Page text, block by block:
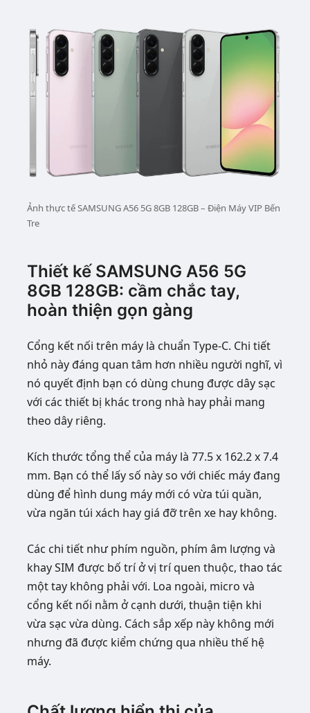
Ảnh thực tế SAMSUNG A56 5G 8GB 128GB – Điện Máy VIP Bến
Tre
Thiết kế SAMSUNG A56 5G
8GB 128GB: cầm chắc tay,
hoàn thiện gọn gàng
Cổng kết nối trên máy là chuẩn Type-C. Chi tiết
nhỏ này đáng quan tâm hơn nhiều người nghĩ, vì
nó quyết định bạn có dùng chung được dây sạc
với các thiết bị khác trong nhà hay phải mang
theo dây riêng.
Kích thước tổng thể của máy là 77.5 x 162.2 x 7.4
mm. Bạn có thể lấy số này so với chiếc máy đang
dùng để hình dung máy mới có vừa túi quần,
vừa ngăn túi xách hay giá đỡ trên xe hay không.
Các chi tiết như phím nguồn, phím âm lượng và
khay SIM được bố trí ở vị trí quen thuộc, thao tác
một tay không phải với. Loa ngoài, micro và
cổng kết nối nằm ở cạnh dưới, thuận tiện khi
vừa sạc vừa dùng. Cách sắp xếp này không mới
nhưng đã được kiểm chứng qua nhiều thế hệ
máy.